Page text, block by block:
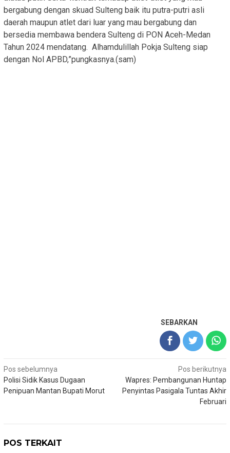
bergabung dengan skuad Sulteng baik itu putra-putri asli
daerah maupun atlet dari luar yang mau bergabung dan
bersedia membawa bendera Sulteng di PON Aceh-Medan
Tahun 2024 mendatang. Alhamdulillah Pokja Sulteng siap
dengan Nol APBD,”pungkasnya.(sam)
SEBARKAN
Navigasi
pos
Pos sebelumnya
Polisi Sidik Kasus Dugaan
Penipuan Mantan Bupati Morut
Pos berikutnya
Wapres: Pembangunan Huntap
Penyintas Pasigala Tuntas Akhir
Februari
POS TERKAIT